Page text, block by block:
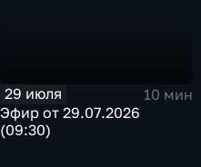
29 июля
10 мин
Эфир от 29.07.2026
(09:30)